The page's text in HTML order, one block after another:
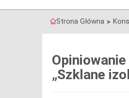
Strona Główna >
„Szklane